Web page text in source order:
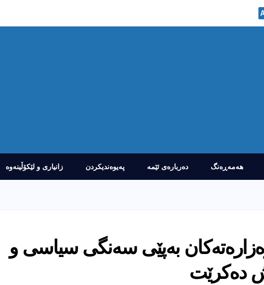
هەمەڕەنگ دەربارەى ئێمە پەیوەندیکردن زانیارى و لێکۆڵینەوە
وەزارەتەكان بەپێی سەنگی سیاسی و
دەكرێت